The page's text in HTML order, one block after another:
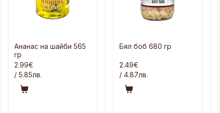
Ананас на шайби 565
гр
2.99€
/ 5.85лв.
Бял боб 680 гр
2.49€
/ 4.87лв.